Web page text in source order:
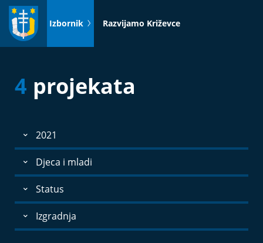
Idi
sadržaj
Izbornik Razvijamo Križevce
4 projekata
2021
Djeca i mladi
Status
Izgradnja